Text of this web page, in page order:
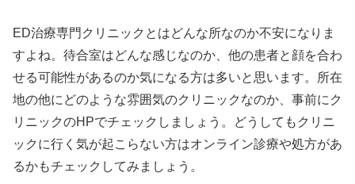
ED治療専門クリニックとはどんな所なのか不安になりま
すよね。待合室はどんな感じなのか、他の患者と顔を合わ
せる可能性があるのか気になる方は多いと思います。所在
地の他にどのような雰囲気のクリニックなのか、事前にク
リニックのHPでチェックしましょう。どうしてもクリニ
ックに行く気が起こらない方はオンライン診療や処方があ
るかもチェックしてみましょう。